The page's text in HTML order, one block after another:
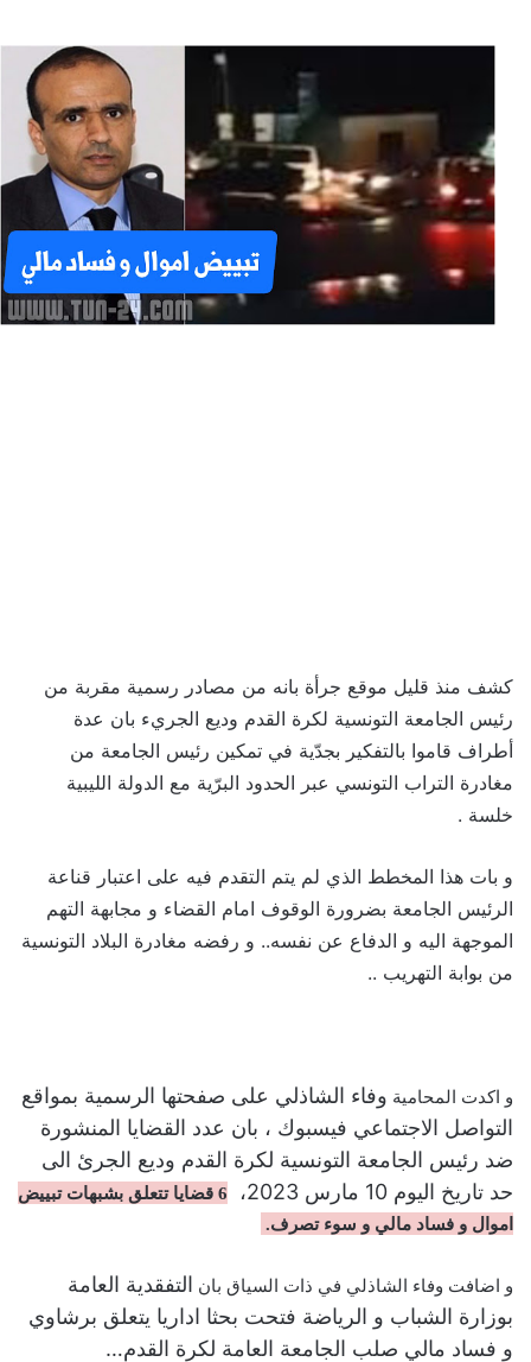
كشف منذ قليل موقع جرأة بانه من مصادر رسمية مقربة من
رئيس الجامعة التونسية لكرة القدم وديع الجريء بان عدة
أطراف قاموا بالتفكير بجدّية في تمكين رئيس الجامعة من
مغادرة التراب التونسي عبر الحدود البرّية مع الدولة الليبية
خلسة .
و بات هذا المخطط الذي لم يتم التقدم فيه على اعتبار قناعة
الرئيس الجامعة بضرورة الوقوف امام القضاء و مجابهة التهم
الموجهة اليه و الدفاع عن نفسه.. و رفضه مغادرة البلاد التونسية
من بوابة التهريب ..
و اكدت المحامية وفاء الشاذلي على صفحتها الرسمية بمواقع
التواصل الاجتماعي فيسبوك ، بان عدد القضايا المنشورة
ضد رئيس الجامعة التونسية لكرة القدم وديع الجرئ الى
حد تاريخ اليوم 10 مارس 2023،
6 قضايا تتعلق بشبهات تبييض
اموال و فساد مالي و سوء تصرف.
و اضافت وفاء الشاذلي في ذات السياق بان التفقدية العامة
بوزارة الشباب و الرياضة فتحت بحثا اداريا يتعلق برشاوي
و فساد مالي صلب الجامعة العامة لكرة القدم…